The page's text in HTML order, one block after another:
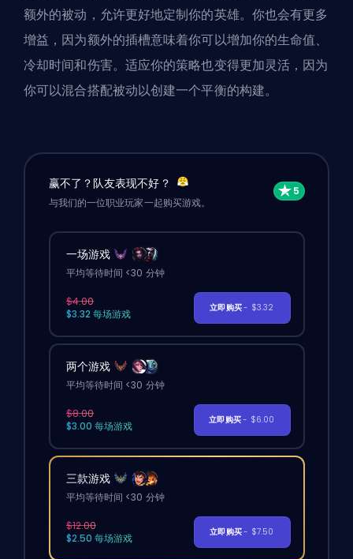
额外的被动，允许更好地定制你的英雄。你也会有更多
增益，因为额外的插槽意味着你可以增加你的生命值、
冷却时间和伤害。适应你的策略也变得更加灵活，因为
你可以混合搭配被动以创建一个平衡的构建。
赢不了？队友表现不好？
与我们的一位职业玩家一起购买游戏。
一场游戏
平均等待时间 <30 分钟
$4.00
$3.32 每场游戏
立即购买- $3.32
两个游戏
平均等待时间 <30 分钟
$8.00
$3.00 每场游戏
立即购买- $6.00
三款游戏
平均等待时间 <30 分钟
$12.00
$2.50 每场游戏
立即购买- $7.50